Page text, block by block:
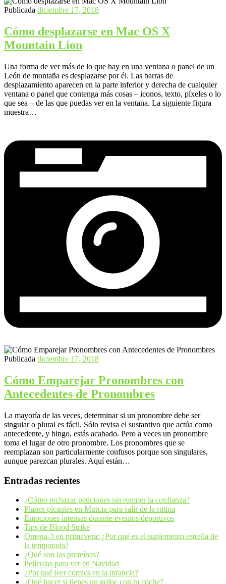
Publicada diciembre 17, 2018
Cómo desplazarse en Mac OS X
Mountain Lion
Una forma de ver más de lo que hay en una ventana o panel de un
León de montaña es desplazarse por él. Las barras de
desplazamiento aparecen en la parte inferior y derecha de cualquier
ventana o panel que contenga más cosas – iconos, texto, píxeles o lo
que sea – de las que puedas ver en la ventana. La siguiente figura
muestra…
Publicada diciembre 17, 2018
Cómo Emparejar Pronombres con
Antecedentes de Pronombres
La mayoría de las veces, determinar si un pronombre debe ser
singular o plural es fácil. Sólo revisa el sustantivo que actúa como
antecedente, y bingo, estás acabado. Pero a veces un pronombre
toma el lugar de otro pronombre. Los pronombres que se
reemplazan son particularmente confusos porque son singulares,
aunque parezcan plurales. Aquí están…
Entradas recientes
¿Cómo rechazar peticiones sin romper la confianza?
Planes picantes en Murcia para salir de la rutina
Emociones intensas durante eventos deportivos
Tips de Blood Strike
Omega-3 en primavera: ¿Por qué es el suplemento estrella de
la temporada?
¿Qué son las proteínas?
Películas para ver en Navidad
¿Por qué leer comics en la infancia?
¿Qué hacer si tienes un golpe con tu coche?